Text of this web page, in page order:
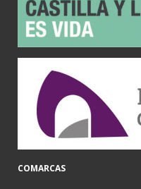
COMARCAS